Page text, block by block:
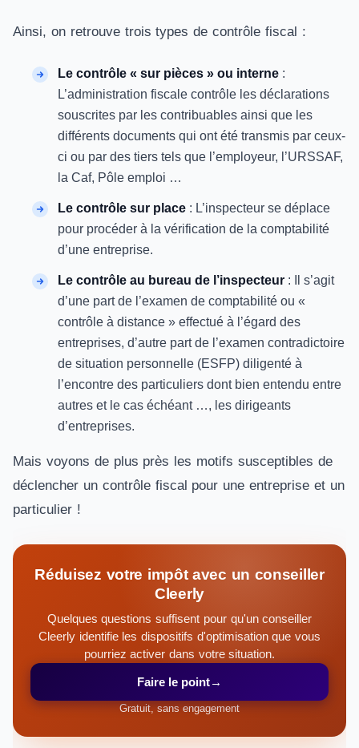
Ainsi, on retrouve trois types de contrôle fiscal :
Le contrôle « sur pièces » ou interne :
L’administration fiscale contrôle les déclarations
souscrites par les contribuables ainsi que les
différents documents qui ont été transmis par ceux-
ci ou par des tiers tels que l’employeur, l’URSSAF,
la Caf, Pôle emploi …
Le contrôle sur place : L’inspecteur se déplace
pour procéder à la vérification de la comptabilité
d’une entreprise.
Le contrôle au bureau de l’inspecteur : Il s’agit
d’une part de l’examen de comptabilité ou «
contrôle à distance » effectué à l’égard des
entreprises, d’autre part de l’examen contradictoire
de situation personnelle (ESFP) diligenté à
l’encontre des particuliers dont bien entendu entre
autres et le cas échéant …, les dirigeants
d’entreprises.
Mais voyons de plus près les motifs susceptibles de
déclencher un contrôle fiscal pour une entreprise et un
particulier !
Réduisez votre impôt avec un conseiller
Cleerly
Quelques questions suffisent pour qu'un conseiller
Cleerly identifie les dispositifs d'optimisation que vous
pourriez activer dans votre situation.
Faire le point→
Gratuit, sans engagement